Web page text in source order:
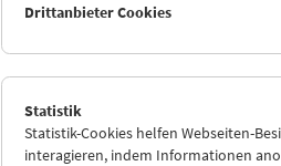
Drittanbieter Cookies
Statistik
Statistik-Cookies helfen Webseiten-
interagieren, indem Informationen